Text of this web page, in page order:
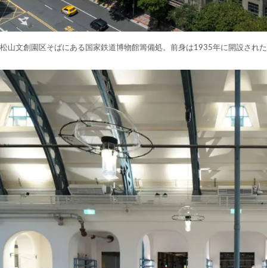
松山文創園区そばにある国家鉄道博物館籌備処。前身は1935年に開設され